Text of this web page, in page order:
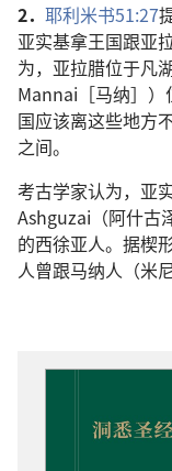
2． 耶利米书51:27
亚实基拿王国跟亚
为，亚拉腊位于凡
Mannai［马纳］）
国应该离这些地方
之间。
考古学家认为，亚
Ashguzai（阿什古
的西徐亚人。据楔
人曾跟马纳人（米